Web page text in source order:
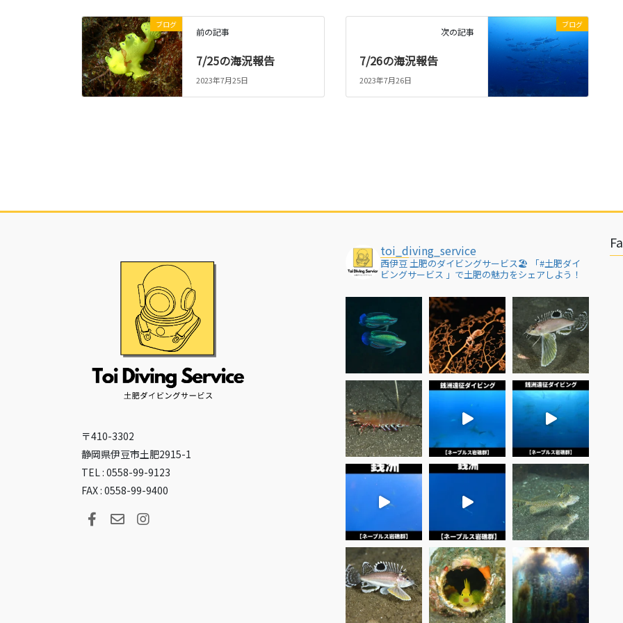
ブログ
前の記事
7/25の海況報告
2023年7月25日
ブログ
次の記事
7/26の海況報告
2023年7月26日
〒410-3302
静岡県伊豆市土肥2915-1
TEL : 0558-99-9123
FAX : 0558-99-9400
toi_diving_service
西伊豆 土肥のダイビングサービス🏖
「#土肥ダイ
ビングサービス 」で土肥の魅力をシェアしよう！